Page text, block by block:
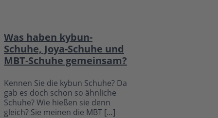
Was haben kybun-
Schuhe, Joya-Schuhe und
MBT-Schuhe gemeinsam?
Kennen Sie die kybun Schuhe? Da
gab es doch schon so ähnliche
Schuhe? Wie hießen sie denn
gleich? Sie meinen die MBT […]